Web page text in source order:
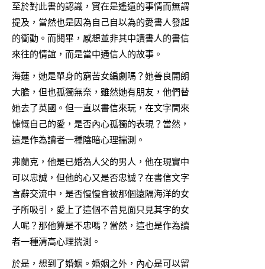
至於對此書的認識，實在是遙遠的事情而無謂
提及，當然也是因為自己自以為的愛書人發起
的衝動。而閱畢，感想並非其中讀書人的書信
來往的情誼，而是當中通信人的故事。
海蓮，她是單身的窮苦女編劇嗎？她善良開朗
大膽，但也孤獨無奈，雖然她有朋友，他們替
她去了英國。但一直以書信來玩，在文字間來
慷慨自己的愛，是否內心孤獨的表現？當然，
這是作為讀者一種陰暗心理揣測。
弗蘭克，他是已婚為人父的男人，他在現實中
可以忠誠，但他的心又是否忠誠？在書信文字
言辭交流中，是否慢慢會被那個遠隔海洋的女
子所吸引，愛上了這個不曾見面只見其字的女
人呢？那他算是不忠嗎？當然，這也是作為讀
者一種清高心理揣測。
於是，想到了婚姻。婚姻之外，內心是可以留